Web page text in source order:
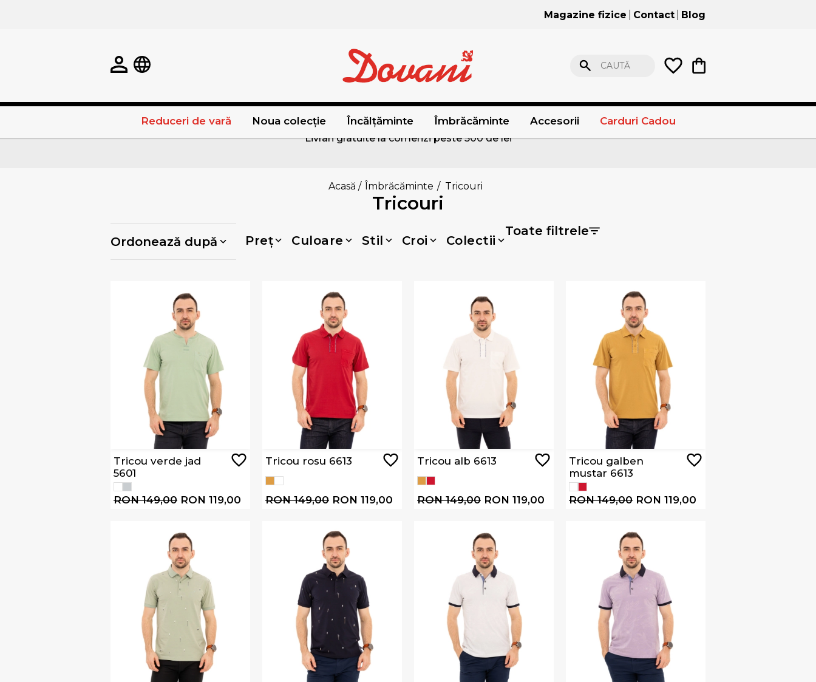
Magazine fizice Contact Blog
CAUTĂ
Reduceri de vară Noua colecție Încălțăminte Îmbrăcăminte Accesorii Carduri Cadou
Livrari gratuite la comenzi peste 500 de lei
Acasă / Îmbrăcăminte / Tricouri
Tricouri
Preț Culoare Stil Croi Colectii
Toate filtrele
Ordonează după
Tricou verde jad
5601
RON 149,00 RON 119,00
Tricou rosu 6613
RON 149,00 RON 119,00
Tricou alb 6613
RON 149,00 RON 119,00
Tricou galben
mustar 6613
RON 149,00 RON 119,00